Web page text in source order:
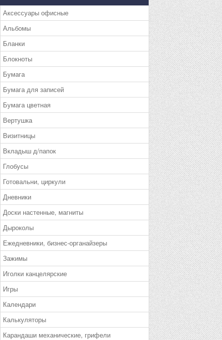
Аксессуары офисные
Альбомы
Бланки
Блокноты
Бумага
Бумага для записей
Бумага цветная
Вертушка
Визитницы
Вкладыш д/папок
Глобусы
Готовальни, циркули
Дневники
Доски настенные, магниты
Дыроколы
Ежедневники, бизнес-органайзеры
Зажимы
Иголки канцелярские
Игры
Календари
Калькуляторы
Карандаши механические, грифели